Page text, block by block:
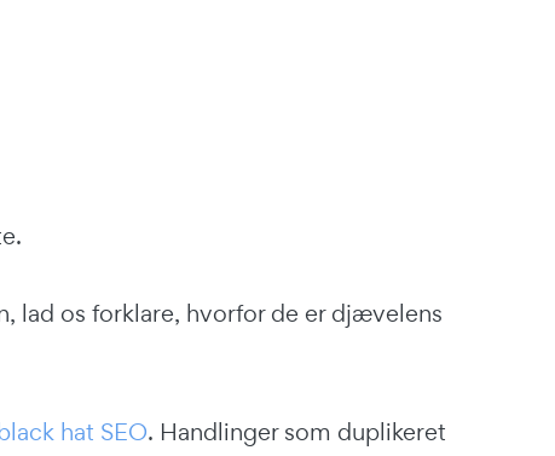
lad os forklare, hvorfor de er djævelens
hat SEO. Handlinger som duplikeret